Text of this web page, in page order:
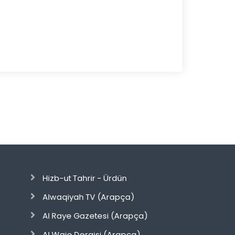
Hizb-ut Tahrir - Ürdün
Alwaqiyah TV (Arapça)
Al Raye Gazetesi (Arapça)